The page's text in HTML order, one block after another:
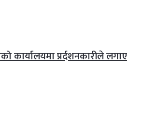
कार्यालयमा प्रर्दशनकारीले लगाए